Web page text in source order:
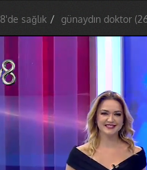
8'de sağlık günaydın doktor